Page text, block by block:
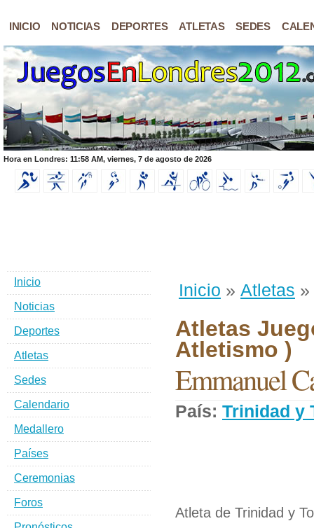
INICIO NOTICIAS DEPORTES ATLETAS SEDES
Hora en Londres: 11:58 AM, viernes, 7 de agosto de 2026
Inicio » Atletas »
Atletas
Atletismo )
Emmanuel
País: Trinidad y
Atleta de Trinidad y
Inicio
Noticias
Deportes
Atletas
Sedes
Calendario
Medallero
Países
Ceremonias
Foros